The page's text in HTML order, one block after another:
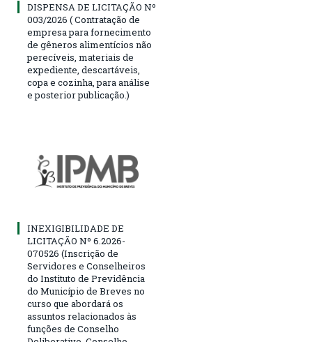
DISPENSA DE LICITAÇÃO Nº
003/2026 ( Contratação de
empresa para fornecimento
de gêneros alimentícios não
perecíveis, materiais de
expediente, descartáveis,
copa e cozinha, para análise
e posterior publicação.)
INEXIGIBILIDADE DE
LICITAÇÃO Nº 6.2026-
070526 (Inscrição de
Servidores e Conselheiros
do Instituto de Previdência
do Município de Breves no
curso que abordará os
assuntos relacionados às
funções de Conselho